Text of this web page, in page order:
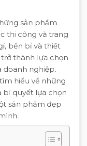
sản phẩm
thi công và trang
bền bỉ và thiết
thành lựa chọn
doanh nghiệp.
hiểu về những
bí quyết lựa chọn
sản phẩm đẹp